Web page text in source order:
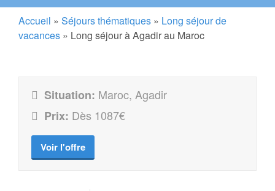
Accueil » Séjours thématiques » Long séjour de
vacances » Long séjour à Agadir au Maroc
Situation: Maroc, Agadir
Prix: Dès 1087€
Voir l'offre